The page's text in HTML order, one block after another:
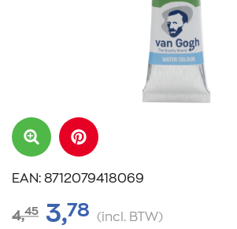
EAN: 8712079418069
4,45 3,78 (incl. BTW)